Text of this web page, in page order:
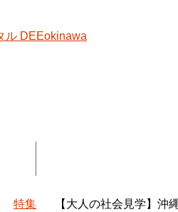
DEEokinawaトップ
特集 【大人の社会見学】沖